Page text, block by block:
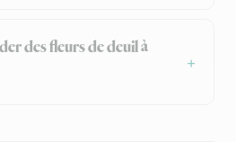
des fleurs de deuil à